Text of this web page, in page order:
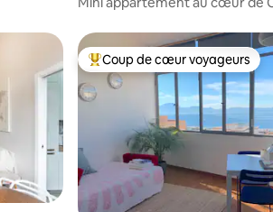
plus aimés Coup de cœur voyageurs
Coup de cœur voyageurs